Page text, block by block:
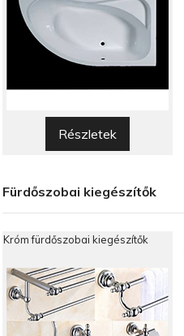
Részletek
Fürdőszobai kiegészítők
Króm fürdőszobai kiegészítők